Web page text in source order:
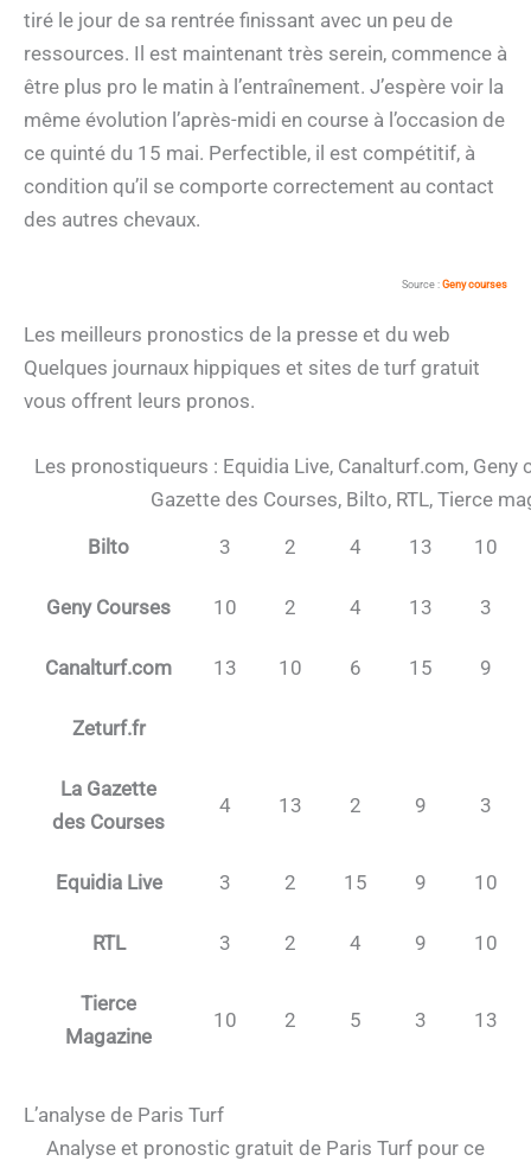
tiré le jour de sa rentrée finissant avec un peu de
ressources. Il est maintenant très serein, commence à
être plus pro le matin à l’entraînement. J’espère voir la
même évolution l’après-midi en course à l’occasion de
ce quinté du 15 mai. Perfectible, il est compétitif, à
condition qu’il se comporte correctement au contact
des autres chevaux.
Source : Geny courses
Les meilleurs pronostics de la presse et du web
Quelques journaux hippiques et sites de turf gratuit
vous offrent leurs pronos.
Les pronostiqueurs : Equidia Live, Canalturf.com, Geny
Gazette des Courses, Bilto, RTL, Tierce
Bilto
3 2 4 13 10
Geny Courses 10 2 4 13 3
Canalturf.com 13 10 6 15 9
Zeturf.fr
La Gazette
des Courses
4 13 2 9 3
Equidia Live 3 2 15 9 10
RTL 3 2 4 9 10
Tierce
Magazine
10 2 5 3 13
L’analyse de Paris Turf
Analyse et pronostic gratuit de Paris Turf pour ce